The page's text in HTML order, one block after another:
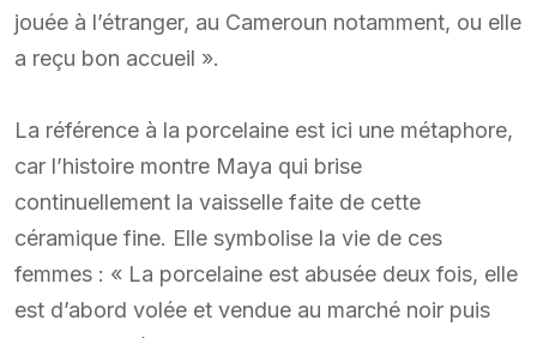
jouée à l’étranger, au Cameroun notamment, ou elle
a reçu bon accueil ».
La référence à la porcelaine est ici une métaphore,
car l’histoire montre Maya qui brise
continuellement la vaisselle faite de cette
céramique fine. Elle symbolise la vie de ces
femmes : « La porcelaine est abusée deux fois, elle
est d’abord volée et vendue au marché noir puis